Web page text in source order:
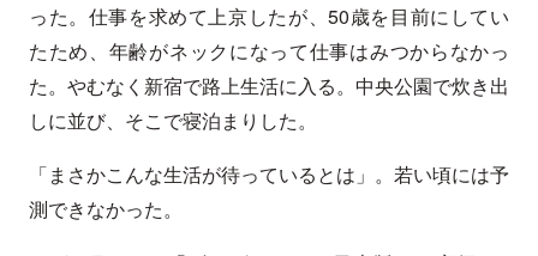
った。仕事を求めて上京したが、50歳を目前にしてい
たため、年齢がネックになって仕事はみつからなかっ
た。やむなく新宿で路上生活に入る。中央公園で炊き出
しに並び、そこで寝泊まりした。
「まさかこんな生活が待っているとは」。若い頃には予
測できなかった。